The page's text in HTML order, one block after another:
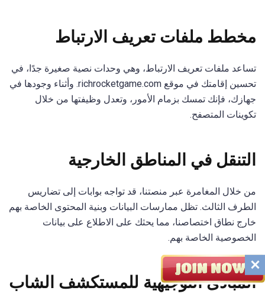
مخطط ملفات تعريف الارتباط
تساعد ملفات تعريف الارتباط، وهي وحدات نصية صغيرة جدًا، في
تحسين إقامتك في موقع richrocketgame.com. وأثناء وجودها في
جهازك، فإنك تمسك بزمام الأمور، وتعدل وظيفتها من خلال
تكوينات المتصفح.
التنقل في المناطق الخارجية
من خلال المغامرة عبر منصتنا، قد تواجه بوابات إلى تضاريس
الطرف الثالث. تظل ممارسات البيانات وبنية المحتوى الخاصة بهم
خارج نطاق اختصاصنا، مما يحثك على الاطلاع على بيانات
الخصوصية الخاصة بهم.
المبادئ التوجيهية للمستكشف الشاب